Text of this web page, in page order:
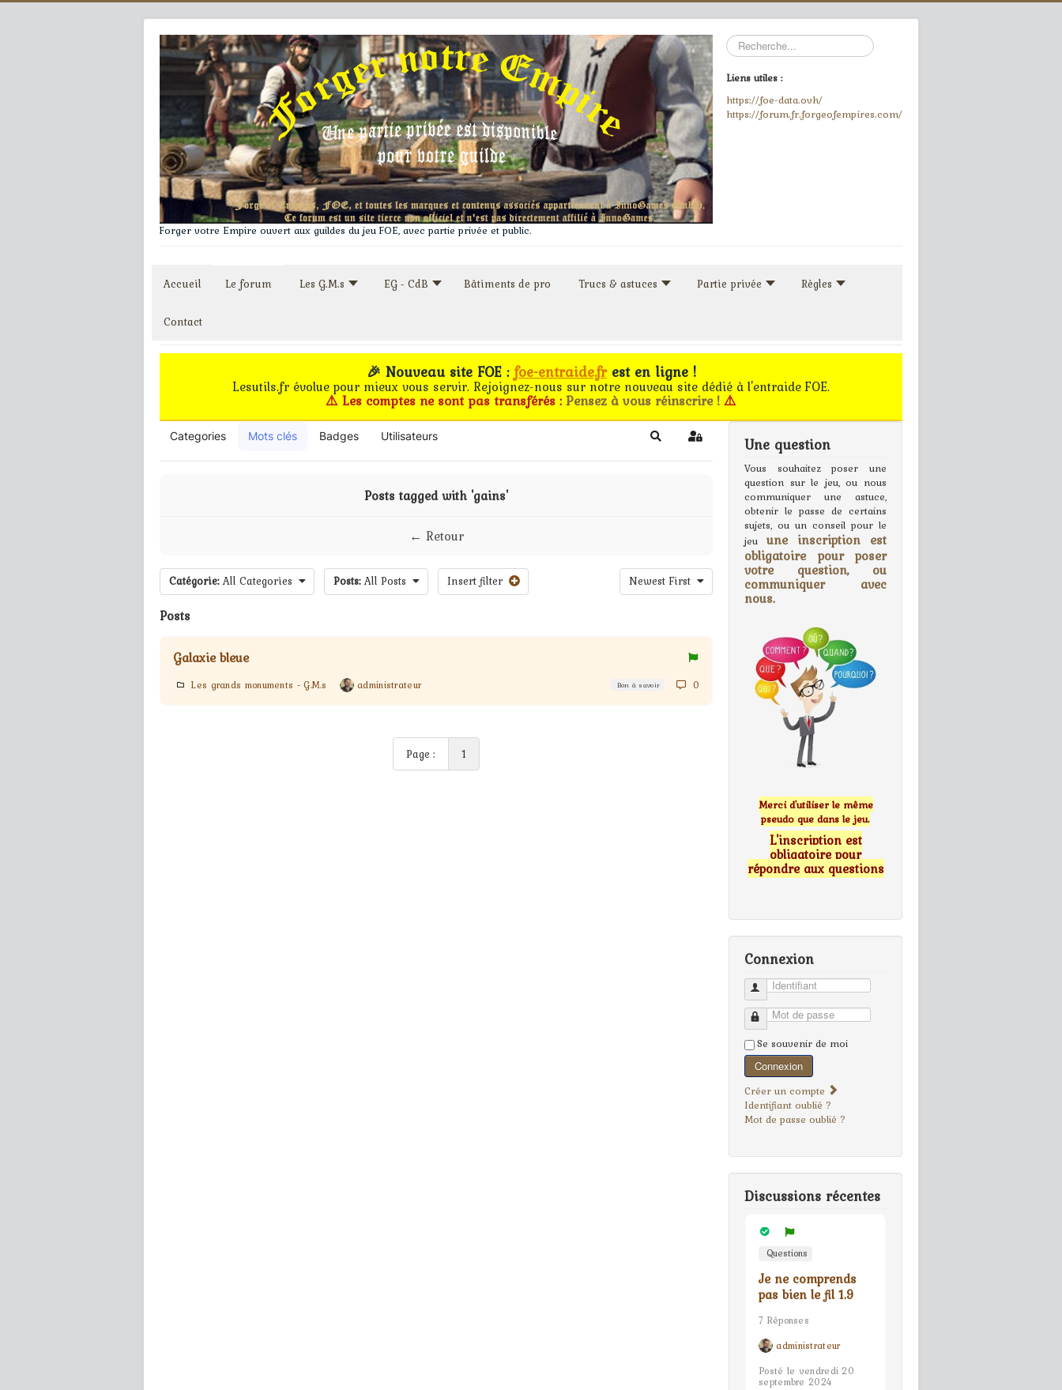
Forger votre Empire ouvert aux guildes du jeu FOE, avec partie privée et public.
Rechercher
Liens utiles :
https://foe-data.ovh/
https://forum.fr.forgeofempires.com/
Accueil Le forum Les G.M.s EG - CdB Bâtiments de pro Trucs & astuces Partie privée Règles
Contact
🎉 Nouveau site FOE :foe-entraide.frest en ligne !
Lesutils.fr évolue pour mieux vous servir. Rejoignez-nous sur notre nouveau site dédié à l'entraide FOE.
⚠️ Les comptes ne sont pas transférés :Pensez à vous réinscrire !⚠️
Categories Mots clés Badges Utilisateurs Search Sign In
Posts tagged with 'gains'
← Retour
Catégorie: All Categories Posts: All Posts Insert filter Newest First
Posts
Galaxie bleue
Les grands monuments - G.M.s administrateur Bon à savoir 0
Page : 1
Une question
Vous souhaitez poser une
question sur le jeu, ou nous
communiquer une astuce,
obtenir le passe de certains
sujets, ou un conseil pour le
jeu une inscription est
obligatoire pour poser
votre question, ou
communiquer avec
nous.
Merci d'utiliser le même
pseudo que dans le jeu.
L'inscription est
obligatoire pour
répondre aux questions
Connexion
Identifiant
Mot de passe
Se souvenir de moi
Connexion
Créer un compte
Identifiant oublié ?
Mot de passe oublié ?
Discussions récentes
Questions
Je ne comprends
pas bien le fil 1.9
7 Réponses
administrateur
Posté le vendredi 20
septembre 2024